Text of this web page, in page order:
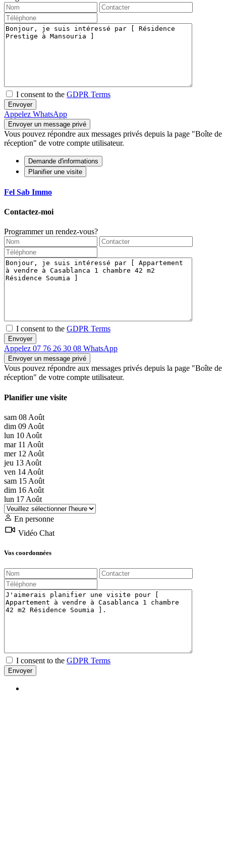
I consent to the GDPR Terms
Appelez WhatsApp
Vous pouvez répondre aux messages privés depuis la page "Boîte de
réception" de votre compte utilisateur.
Demande d'informations
Planifier une visite
Fel Sab Immo
Contactez-moi
Programmer un rendez-vous?
I consent to the GDPR Terms
Appelez 07 76 26 30 08 WhatsApp
Vous pouvez répondre aux messages privés depuis la page "Boîte de
réception" de votre compte utilisateur.
Planifier une visite
sam 08 Août
dim 09 Août
lun 10 Août
mar 11 Août
mer 12 Août
jeu 13 Août
ven 14 Août
sam 15 Août
dim 16 Août
lun 17 Août
En personne
Vidéo Chat
Vos coordonnées
I consent to the GDPR Terms